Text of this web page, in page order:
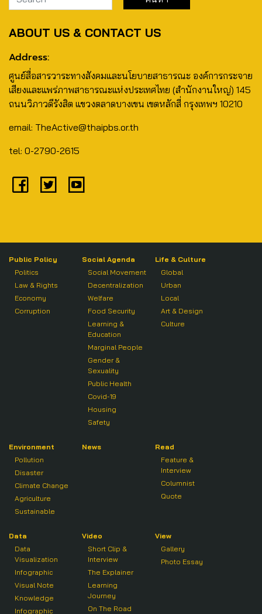
ABOUT US & CONTACT US
Address:
ศูนย์สื่อสารวาระทางสังคมและนโยบายสาธารณะ องค์การกระจาย
เสียงและแพร่ภาพสาธารณะแห่งประเทศไทย (สำนักงานใหญ่) 145
ถนนวิภาวดีรังสิต แขวงตลาดบางเขน เขตหลักสี่ กรุงเทพฯ 10210
email: TheActive@thaipbs.or.th
tel: 0-2790-2615
Public Policy
Politics
Law & Rights
Economy
Corruption
Social Agenda
Social Movement
Decentralization
Welfare
Food Security
Learning &
Education
Marginal People
Gender &
Sexuality
Public Health
Covid-19
Housing
Safety
Life & Culture
Global
Urban
Local
Art & Design
Culture
Environment
Pollution
Disaster
Climate Change
Agriculture
Sustainable
News
Read
Feature &
Interview
Columnist
Quote
Data
Data
Visualization
Infographic
Visual Note
Knowledge
Infographic
Video
Short Clip &
Interview
The Explainer
Learning
Journey
On The Road
View
Gallery
Photo Essay